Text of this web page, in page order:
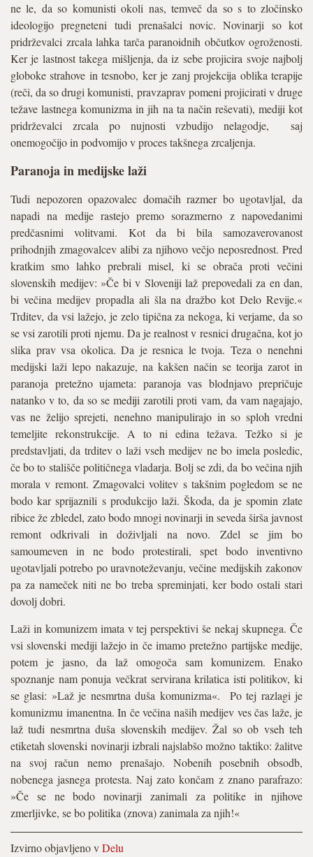
ne le, da so komunisti okoli nas, temveč da so s to zločinsko
ideologijo pregneteni tudi prenašalci novic. Novinarji so kot
pridrževalci zrcala lahka tarča paranoidnih občutkov ogroženosti.
Ker je lastnost takega mišljenja, da iz sebe projicira svoje najbolj
globoke strahove in tesnobo, ker je zanj projekcija oblika terapije
(reči, da so drugi komunisti, pravzaprav pomeni projicirati v druge
težave lastnega komunizma in jih na ta način reševati), mediji kot
pridrževalci zrcala po nujnosti vzbudijo nelagodje, saj
onemogočijo in podvomijo v proces takšnega zrcaljenja.
Paranoja in medijske laži
Tudi nepozoren opazovalec domačih razmer bo ugotavljal, da
napadi na medije rastejo premo sorazmerno z napovedanimi
predčasnimi volitvami. Kot da bi bila samozaverovanost
prihodnjih zmagovalcev alibi za njihovo večjo neposrednost. Pred
kratkim smo lahko prebrali misel, ki se obrača proti večini
slovenskih medijev: »Če bi v Sloveniji laž prepovedali za en dan,
bi večina medijev propadla ali šla na dražbo kot Delo Revije.«
Trditev, da vsi lažejo, je zelo tipična za nekoga, ki verjame, da so
se vsi zarotili proti njemu. Da je realnost v resnici drugačna, kot jo
slika prav vsa okolica. Da je resnica le tvoja. Teza o nenehni
medijski laži lepo nakazuje, na kakšen način se teorija zarot in
paranoja pretežno ujameta: paranoja vas blodnjavo prepričuje
natanko v to, da so se mediji zarotili proti vam, da vam nagajajo,
vas ne želijo sprejeti, nenehno manipulirajo in so sploh vredni
temeljite rekonstrukcije. A to ni edina težava. Težko si je
predstavljati, da trditev o laži vseh medijev ne bo imela posledic,
če bo to stališče političnega vladarja. Bolj se zdi, da bo večina njih
morala v remont. Zmagovalci volitev s takšnim pogledom se ne
bodo kar sprijaznili s produkcijo laži. Škoda, da je spomin zlate
ribice že zbledel, zato bodo mnogi novinarji in seveda širša javnost
remont odkrivali in doživljali na novo. Zdel se jim bo
samoumeven in ne bodo protestirali, spet bodo inventivno
ugotavljali potrebo po uravnoteževanju, večine medijskih zakonov
pa za nameček niti ne bo treba spreminjati, ker bodo ostali stari
dovolj dobri.
Laži in komunizem imata v tej perspektivi še nekaj skupnega. Če
vsi slovenski mediji lažejo in če imamo pretežno partijske medije,
potem je jasno, da laž omogoča sam komunizem. Enako
spoznanje nam ponuja večkrat servirana krilatica isti politikov, ki
se glasi: »Laž je nesmrtna duša komunizma«. Po tej razlagi je
komunizmu imanentna. In če večina naših medijev ves čas laže, je
laž tudi nesmrtna duša slovenskih medijev. Žal so ob vseh teh
etiketah slovenski novinarji izbrali najslabšo možno taktiko: žalitve
na svoj račun nemo prenašajo. Nobenih posebnih obsodb,
nobenega jasnega protesta. Naj zato končam z znano parafrazo:
»Če se ne bodo novinarji zanimali za politike in njihove
zmerljivke, se bo politika (znova) zanimala za njih!«
Izvirno objavljeno vDelu